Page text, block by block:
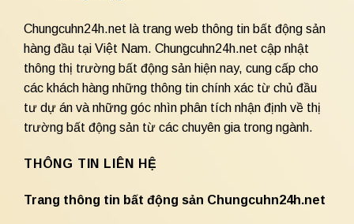
Chungcuhn24h.net là trang web thông tin bất động sản
hàng đầu tại Việt Nam. Chungcuhn24h.net cập nhật
thông thị trường bất động sản hiện nay, cung cấp cho
các khách hàng những thông tin chính xác từ chủ đầu
tư dự án và những góc nhìn phân tích nhận định về thị
trường bất động sản từ các chuyên gia trong ngành.
THÔNG TIN LIÊN HỆ
Trang thông tin bất động sản Chungcuhn24h.net